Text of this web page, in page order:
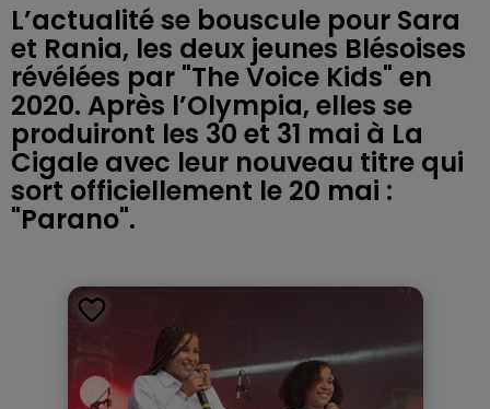
L’actualité se bouscule pour Sara
et Rania, les deux jeunes Blésoises
révélées par "The Voice Kids" en
2020. Après l’Olympia, elles se
produiront les 30 et 31 mai à La
Cigale avec leur nouveau titre qui
sort officiellement le 20 mai :
"Parano".